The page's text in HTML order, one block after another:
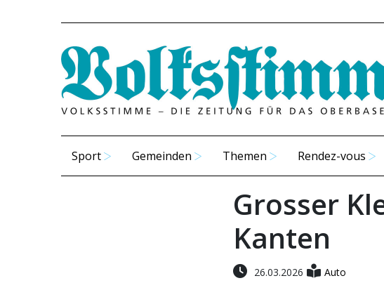
Sport Gemeinden Themen Rendez-vous
Grosser
Kanten
26.03.2026 Auto